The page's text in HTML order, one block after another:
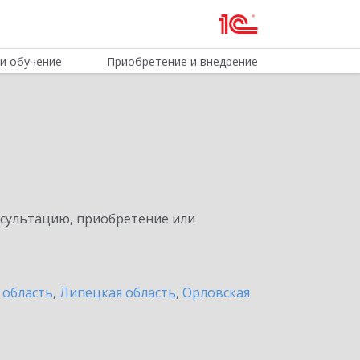
обучение Приобретение и внедрение
приобретение или
, Липецкая область, Орловская